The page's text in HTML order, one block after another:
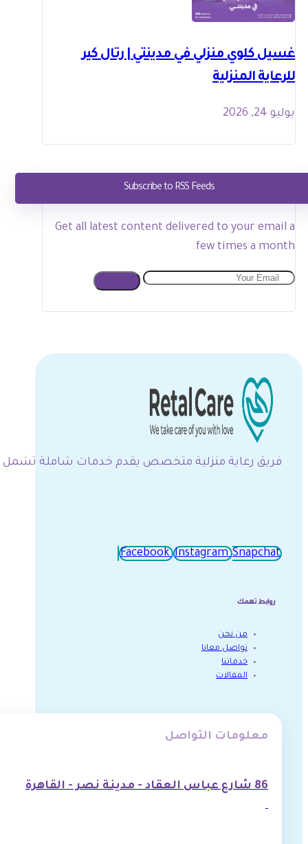
غسيل كلوي منزلي في مدينتي | رتال كير
للرعاية المنزلية
يوليو 24, 2026
Subscribe to RSS Feeds
Get all latest content delivered to your email a
few times a month.
فريق رعاية منزلية متخصص يقدم خدمات شاملة تشمل
Facebook Instagram Snapchat
روابط تهمك
من نحن
تواصل معانا
خدماتنا
المقالات
معلومات التواصل
86 شارع عباس العقاد - مدينة نصر - القاهرة